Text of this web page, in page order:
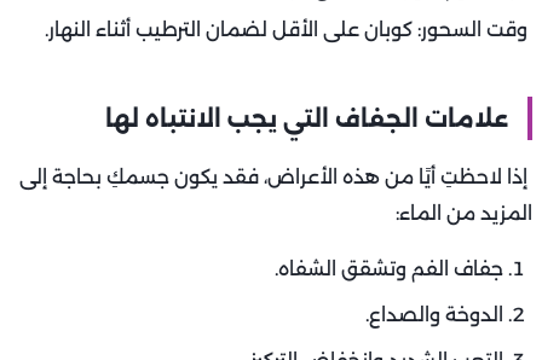
وقت السحور: كوبان على الأقل لضمان الترطيب أثناء النهار.
علامات الجفاف التي يجب الانتباه لها
إذا لاحظتِ أيًا من هذه الأعراض، فقد يكون جسمكِ بحاجة إلى
المزيد من الماء:
جفاف الفم وتشقق الشفاه.
الدوخة والصداع.